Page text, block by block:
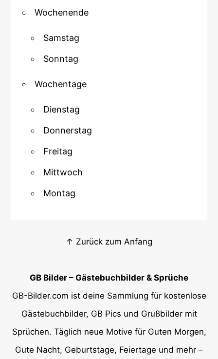
Wochenende
Samstag
Sonntag
Wochentage
Dienstag
Donnerstag
Freitag
Mittwoch
Montag
↑ Zurück zum Anfang
GB Bilder – Gästebuchbilder & Sprüche
GB-Bilder.com ist deine Sammlung für kostenlose
Gästebuchbilder, GB Pics und Grußbilder mit
Sprüchen. Täglich neue Motive für Guten Morgen,
Gute Nacht, Geburtstage, Feiertage und mehr –